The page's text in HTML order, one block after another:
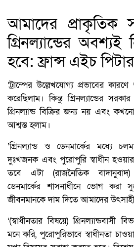
আমাদের প্রাকৃতিক
গ্রিনল্যান্ডের অবশ্যই
হবে: ফ্রান্স এইচ
‘ট্রাম্পের উল্লেখযোগ্য প্রভাবের
করেছিলাম। কিন্তু গ্রিনল্যান্ডের
গ্রিনল্যান্ড বিক্রির জন্য নয় এবং
আশ্বস্ত হলাম।
‘গ্রিনল্যান্ড ও ডেনমার্কের মধ্যে
দুঃখজনক এবং পুরোপুরি স্বাধীন
তবে এটা (রাজনৈতিক বাদানুবাদ)
ডেনমার্কের শাসনাধীনে ভোগ করা
জীবনমানকে দাম দিতে আমাদের
‘(স্বাধীনতার বিষয়ে) গ্রিনল্যান্ডবাসী
মনে করি, পুরোপুরিভাবে স্বাধীনতা